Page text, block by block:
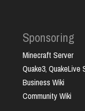
Sponsoring
Minecraft Server
Quake3, QuakeLive
Business Wiki
Community Wiki